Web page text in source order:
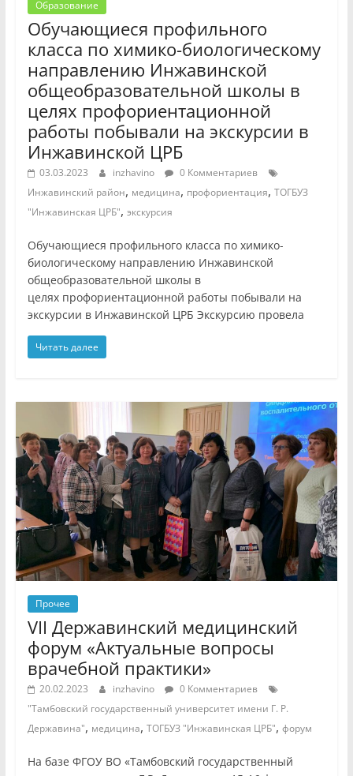
Образование
Обучающиеся профильного
класса по химико-биологическому
направлению Инжавинской
общеобразовательной школы в
целях профориентационной
работы побывали на экскурсии в
Инжавинской ЦРБ
03.03.2023 inzhavino
0 Комментариев
Инжавинский район, медицина, профориентация, ТОГБУЗ
"Инжавинская ЦРБ", экскурсия
Обучающиеся профильного класса по химико-
биологическому направлению Инжавинской
общеобразовательной школы в
целях профориентационной работы побывали на
экскурсии в Инжавинской ЦРБ Экскурсию провела
Читать далее
Прочее
VII Державинский медицинский
форум «Актуальные вопросы
врачебной практики»
20.02.2023 inzhavino
0 Комментариев
"Тамбовский государственный университет имени Г. Р.
Державина", медицина, ТОГБУЗ "Инжавинская ЦРБ", форум
На базе ФГОУ ВО «Тамбовский государственный